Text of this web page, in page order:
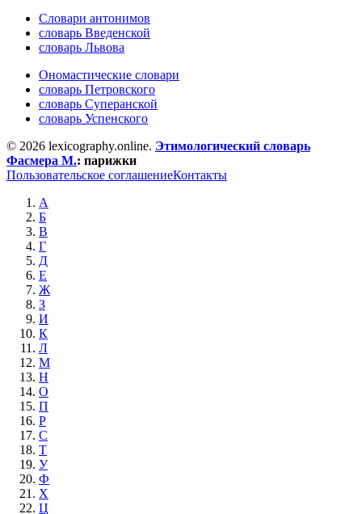
Словари антонимов
словарь Введенской
словарь Львова
Ономастические словари
словарь Петровского
словарь Суперанской
словарь Успенского
© 2026 lexicography.online. Этимологический словарь
Фасмера М.: парижки
Пользовательское соглашениеКонтакты
А
Б
В
Г
Д
Е
Ж
З
И
К
Л
М
Н
О
П
Р
С
Т
У
Ф
Х
Ц